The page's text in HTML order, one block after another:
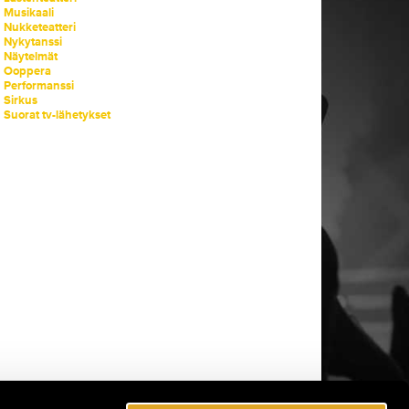
Musikaali
Nukketeatteri
Nykytanssi
Näytelmät
Ooppera
Performanssi
Sirkus
Suorat tv-lähetykset